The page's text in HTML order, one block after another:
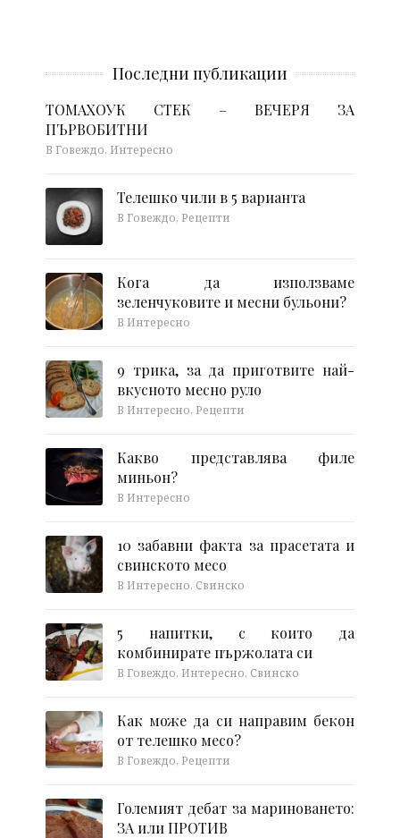
Последни публикации
ТОМАХОУК СТЕК – ВЕЧЕРЯ ЗА
ПЪРВОБИТНИ
В Говеждо, Интересно
Телешко чили в 5 варианта
В Говеждо, Рецепти
Кога да използваме
зеленчуковите и месни бульони?
В Интересно
9 трика, за да приготвите най-
вкусното месно руло
В Интересно, Рецепти
Какво представлява филе
миньон?
В Интересно
10 забавни факта за прасетата и
свинското месо
В Интересно, Свинско
5 напитки, с които да
комбинирате пържолата си
В Говеждо, Интересно, Свинско
Как може да си направим бекон
от телешко месо?
В Говеждо, Рецепти
Големият дебат за мариноването:
ЗА или ПРОТИВ